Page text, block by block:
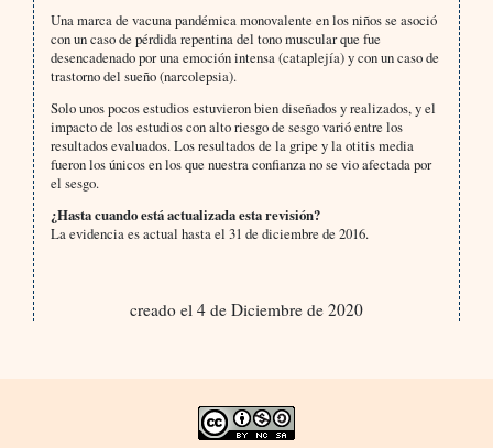
Una marca de vacuna pandémica monovalente en los niños se asoció
con un caso de pérdida repentina del tono muscular que fue
desencadenado por una emoción intensa (cataplejía) y con un caso de
trastorno del sueño (narcolepsia).
Solo unos pocos estudios estuvieron bien diseñados y realizados, y el
impacto de los estudios con alto riesgo de sesgo varió entre los
resultados evaluados. Los resultados de la gripe y la otitis media
fueron los únicos en los que nuestra confianza no se vio afectada por
el sesgo.
¿Hasta cuando está actualizada esta revisión?
La evidencia es actual hasta el 31 de diciembre de 2016.
creado el 4 de Diciembre de 2020